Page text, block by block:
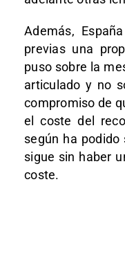
Además,
previas una
puso sobre la
articulado y no
compromiso de
el coste del
según ha podido
sigue sin haber
coste.